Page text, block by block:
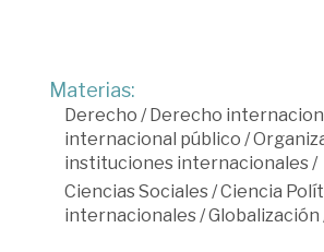
Materias:
Derecho /Derecho
internacional público /
instituciones internacionales/
Ciencias Sociales/Ciencia
internacionales/Globalización